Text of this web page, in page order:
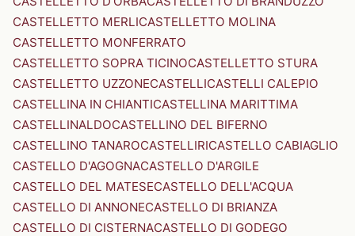
CASTELLETTO MERLICASTELLETTO MOLINA
CASTELLETTO MONFERRATO
CASTELLETTO SOPRA TICINOCASTELLETTO STURA
CASTELLETTO UZZONECASTELLICASTELLI CALEPIO
CASTELLINA IN CHIANTICASTELLINA MARITTIMA
CASTELLINALDOCASTELLINO DEL BIFERNO
CASTELLINO TANAROCASTELLIRICASTELLO CABIAGLIO
CASTELLO D'AGOGNACASTELLO D'ARGILE
CASTELLO DEL MATESECASTELLO DELL'ACQUA
CASTELLO DI ANNONECASTELLO DI BRIANZA
CASTELLO DI CISTERNACASTELLO DI GODEGO